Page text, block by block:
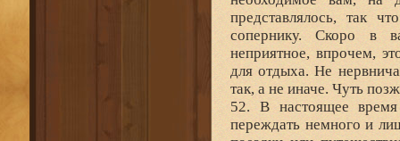
представлялось, так
сопернику. Скоро в
неприятное, впрочем,
для отдыха. Не
так, а не иначе. Чуть
52. В настоящее время
переждать немного и